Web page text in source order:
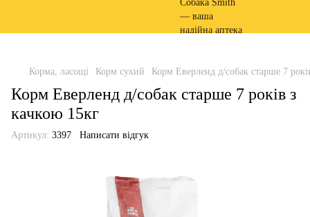
Корма, ласощі Корм сухий Корм Еверленд д/собак старше 7
Корм Еверленд д/собак старше 7 років з
качкою 15кг
Артикул: 3397 Написати відгук